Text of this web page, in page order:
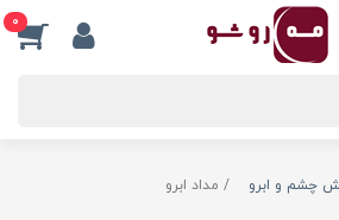
0
چشم و ابرو مداد ابرو